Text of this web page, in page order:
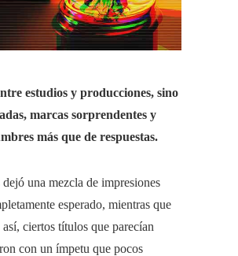
estudios y producciones, sino
marcas sorprendentes y
más que de respuestas.
una mezcla de impresiones
esperado, mientras que
ciertos títulos que parecían
con un ímpetu que pocos